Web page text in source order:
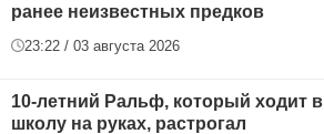
ранее неизвестных предков
23:22 / 03 августа 2026
10-летний Ральф, который ходит в
школу на руках, растрогал